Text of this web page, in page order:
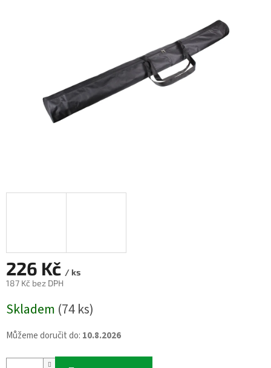
226 Kč / ks
187 Kč bez DPH
cena:
Skladem (74 ks)
Můžeme doručit do: 10.8.2026